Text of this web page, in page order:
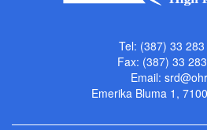
Tel: (387) 33
Fax: (387) 33
Email:
Emerika Bluma 1,